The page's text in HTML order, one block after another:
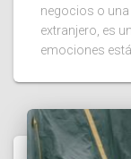
negocios o una
extranjero, es
emociones